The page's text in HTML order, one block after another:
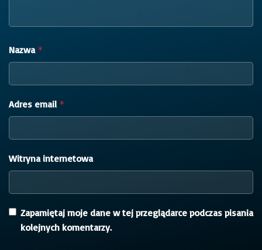
Nazwa *
Adres email *
Witryna internetowa
Zapamiętaj moje dane w tej przeglądarce podczas pisania
kolejnych komentarzy.